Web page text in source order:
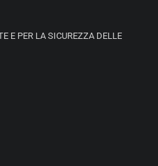
E PER LA SICUREZZA DELLE